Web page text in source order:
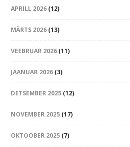
APRILL 2026 (12)
MÄRTS 2026 (13)
VEEBRUAR 2026 (11)
JAANUAR 2026 (3)
DETSEMBER 2025 (12)
NOVEMBER 2025 (17)
OKTOOBER 2025 (7)